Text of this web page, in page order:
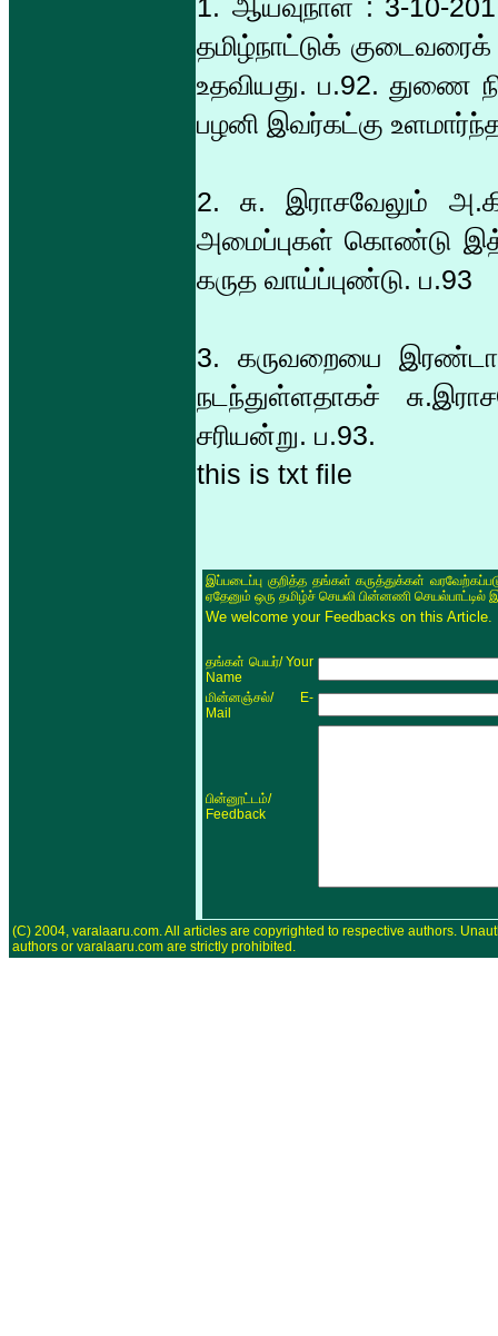
1. ஆய்வுநாள் : 3-10-
தமிழ்நாட்டுக்
உதவியது. ப.92. துணை
பழனி இவர்கட்கு
2. சு. இராசவேலும்
அமைப்புகள் கொண்டு
கருத வாய்ப்புண்டு. ப.93
3. கருவறையை
நடந்துள்ளதாகச்
சரியன்று. ப.93.
this is txt file
இப்படைப்பு குறித்த தங்கள் கருத்துக்கள்
ஏதேனும் ஒரு தமிழ்ச் செயலி பின்னணி செயல்பாட்டில்
We welcome your Feedbacks on this
தங்கள் பெயர்/ Your
Name
மின்னஞ்சல்/ E-
Mail
பின்னூட்டம்/
Feedback
(C) 2004, varalaaru.com. All articles are copyrighted to respective authors.
authors or varalaaru.com are strictly prohibited.